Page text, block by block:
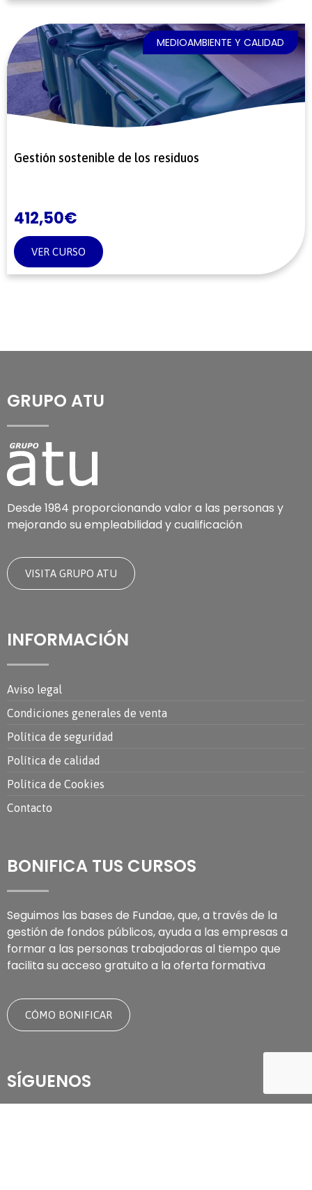
MEDIOAMBIENTE Y CALIDAD
Gestión sostenible de los residuos
412,50€
VER CURSO
GRUPO ATU
Desde 1984 proporcionando valor a las personas y
mejorando su empleabilidad y cualificación
VISITA GRUPO ATU
INFORMACIÓN
Aviso legal
Condiciones generales de venta
Política de seguridad
Política de calidad
Política de Cookies
Contacto
BONIFICA TUS CURSOS
Seguimos las bases de Fundae, que, a través de la
gestión de fondos públicos, ayuda a las empresas a
formar a las personas trabajadoras al tiempo que
facilita su acceso gratuito a la oferta formativa
CÓMO BONIFICAR
SÍGUENOS